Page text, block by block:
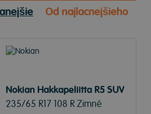
Od najlacnejšieho
Nokian Hakkapeliitta R5 SUV
235/65 R17 108 R Zimné